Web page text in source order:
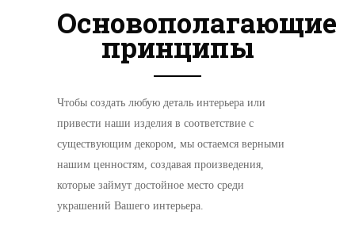
Основополагающие
принципы
Чтобы создать любую деталь интерьера или
привести наши изделия в соответствие с
существующим декором, мы остаемся верными
нашим ценностям, создавая произведения,
которые займут достойное место среди
украшений Вашего интерьера.